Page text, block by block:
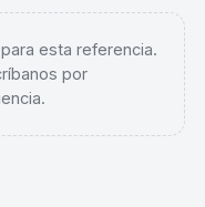
esta referencia.
por